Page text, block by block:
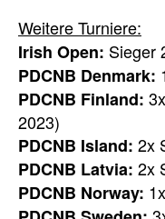
Weitere Turniere:
Irish Open: Sieger
PDCNB Denmark:
PDCNB Finland:
2023)
PDCNB Island: 2x
PDCNB Latvia: 2x
PDCNB Norway: